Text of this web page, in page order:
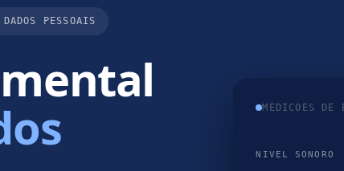
PESSOAIS
MEDICOES DE
NIVEL SONORO